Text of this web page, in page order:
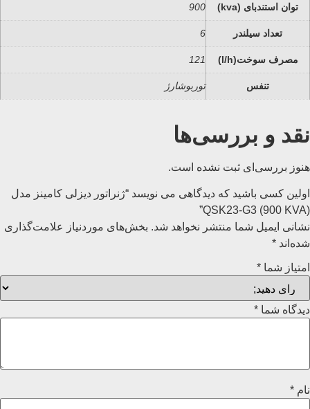
توان استندبای (kva) 900
تعداد سیلندر 6
مصرف سوخت(l/h) 121
تنفس توربوشارژ
نقد و بررسی‌ها
هنوز بررسی‌ای ثبت نشده است.
اولین کسی باشید که دیدگاهی می نویسد “ژنراتور دیزلی کامینز مدل
QSK23-G3 (900 KVA)”
نشانی ایمیل شما منتشر نخواهد شد. بخش‌های موردنیاز علامت‌گذاری
شده‌اند *
امتیاز شما *
دیدگاه شما *
نام *